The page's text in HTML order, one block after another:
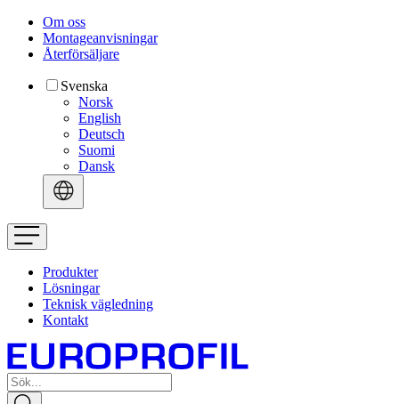
Om oss
Montageanvisningar
Återförsäljare
Svenska
Norsk
English
Deutsch
Suomi
Dansk
Produkter
Lösningar
Teknisk vägledning
Kontakt